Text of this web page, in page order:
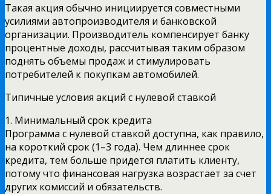
Такая акция обычно инициируется совместными
усилиями автопроизводителя и банковской
организации. Производитель компенсирует банку
процентные доходы, рассчитывая таким образом
поднять объемы продаж и стимулировать
потребителей к покупкам автомобилей.
Типичные условия акций с нулевой ставкой
1. Минимальный срок кредита
Программа с нулевой ставкой доступна, как правило,
на короткий срок (1–3 года). Чем длиннее срок
кредита, тем больше придется платить клиенту,
потому что финансовая нагрузка возрастает за счет
других комиссий и обязательств.